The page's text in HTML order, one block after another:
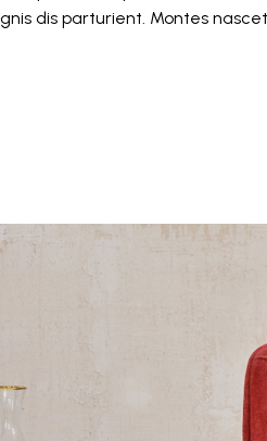
dis parturient. Montes